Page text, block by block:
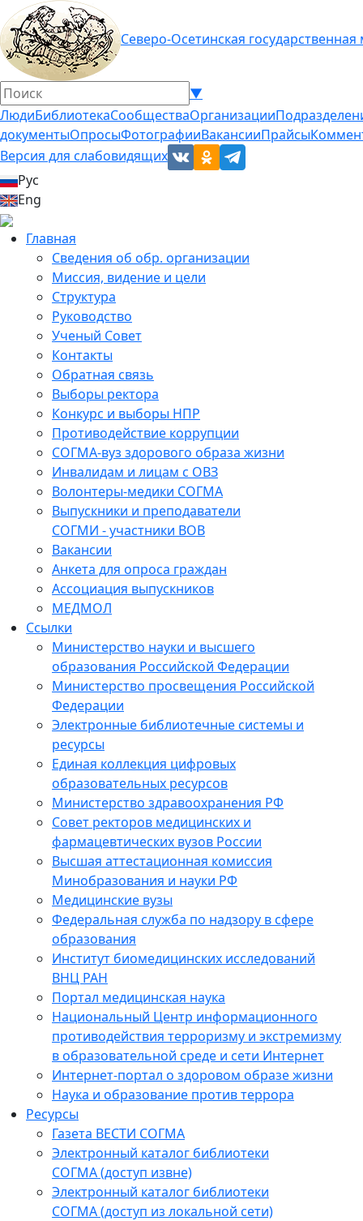
Северо-Осетинская
▼
ЛюдиБиблиотекаСообществаОрганизации
документыОпросыФотографииВакансииПрайсы
Версия для слабовидящих
Рус
Eng
Главная
Сведения об обр. организации
Миссия, видение и цели
Структура
Руководство
Ученый Совет
Контакты
Обратная связь
Выборы ректора
Конкурс и выборы НПР
Противодействие коррупции
СОГМА-вуз здорового образа жизни
Инвалидам и лицам с ОВЗ
Волонтеры-медики СОГМА
Выпускники и преподаватели
СОГМИ - участники ВОВ
Вакансии
Анкета для опроса граждан
Ассоциация выпускников
МЕДМОЛ
Ссылки
Министерство науки и высшего
образования Российской Федерации
Министерство просвещения Российской
Федерации
Электронные библиотечные системы и
ресурсы
Единая коллекция цифровых
образовательных ресурсов
Министерство здравоохранения РФ
Совет ректоров медицинских и
фармацевтических вузов России
Высшая аттестационная комиссия
Минобразования и науки РФ
Медицинские вузы
Федеральная служба по надзору в сфере
образования
Институт биомедицинских исследований
ВНЦ РАН
Портал медицинская наука
Национальный Центр информационного
противодействия терроризму и экстремизму
в образовательной среде и сети Интернет
Интернет-портал о здоровом образе жизни
Наука и образование против террора
Ресурсы
Газета ВЕСТИ СОГМА
Электронный каталог библиотеки
СОГМА (доступ извне)
Электронный каталог библиотеки
СОГМА (доступ из локальной сети)